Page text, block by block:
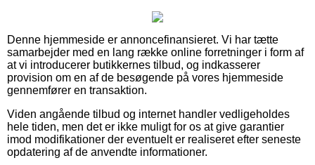
Denne hjemmeside er annoncefinansieret. Vi har tætte
samarbejder med en lang række online forretninger i form af
at vi introducerer butikkernes tilbud, og indkasserer
provision om en af de besøgende på vores hjemmeside
gennemfører en transaktion.
Viden angående tilbud og internet handler vedligeholdes
hele tiden, men det er ikke muligt for os at give garantier
imod modifikationer der eventuelt er realiseret efter seneste
opdatering af de anvendte informationer.